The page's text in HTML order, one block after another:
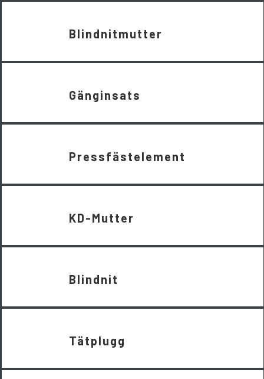
Blindnitmutter
Gänginsats
Pressfästelement
KD-Mutter
Blindnit
Tätplugg